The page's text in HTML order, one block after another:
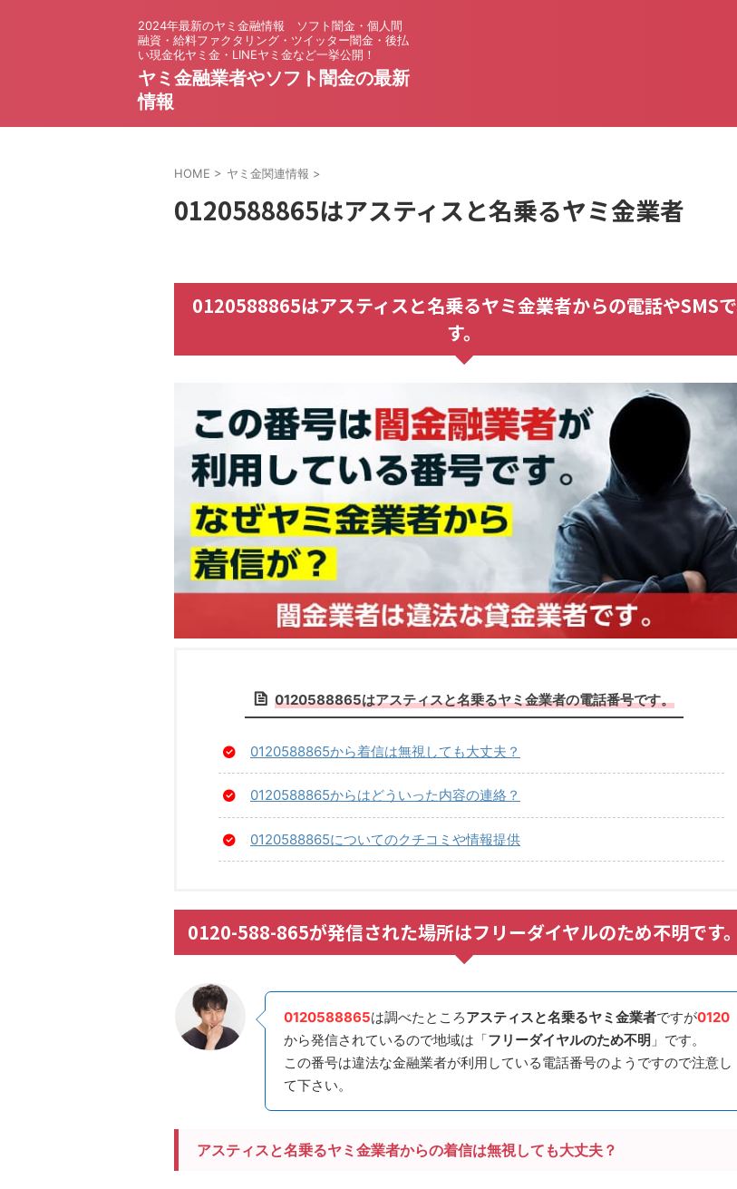
2024年最新のヤミ金融情報 ソフト闇金・個人間
融資・給料ファクタリング・ツイッター闇金・後払
い現金化ヤミ金・LINEヤミ金など一挙公開！
ヤミ金融業者やソフト闇金の最新
情報
HOME > ヤミ金関連情報 >
0120588865はアスティスと名乗るヤミ金業者
0120588865はアスティスと名乗るヤミ金業者からの電話やSMSで
す。
0120588865はアスティスと名乗るヤミ金業者の電話番号です。
0120588865から着信は無視しても大丈夫？
0120588865からはどういった内容の連絡？
0120588865についてのクチコミや情報提供
0120-588-865が発信された場所はフリーダイヤルのため不明です。
0120588865は調べたところアスティスと名乗るヤミ金業者ですが0120
から発信されているので地域は「フリーダイヤルのため不明 」です。
この番号は違法な金融業者が利用している電話番号のようですので注意し
て下さい。
アスティスと名乗るヤミ金業者からの着信は無視しても大丈夫？